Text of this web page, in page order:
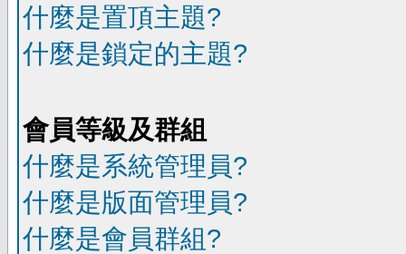
什麼是置頂主題?
什麼是鎖定的主題?
會員等級及群組
什麼是系統管理員?
什麼是版面管理員?
什麼是會員群組?